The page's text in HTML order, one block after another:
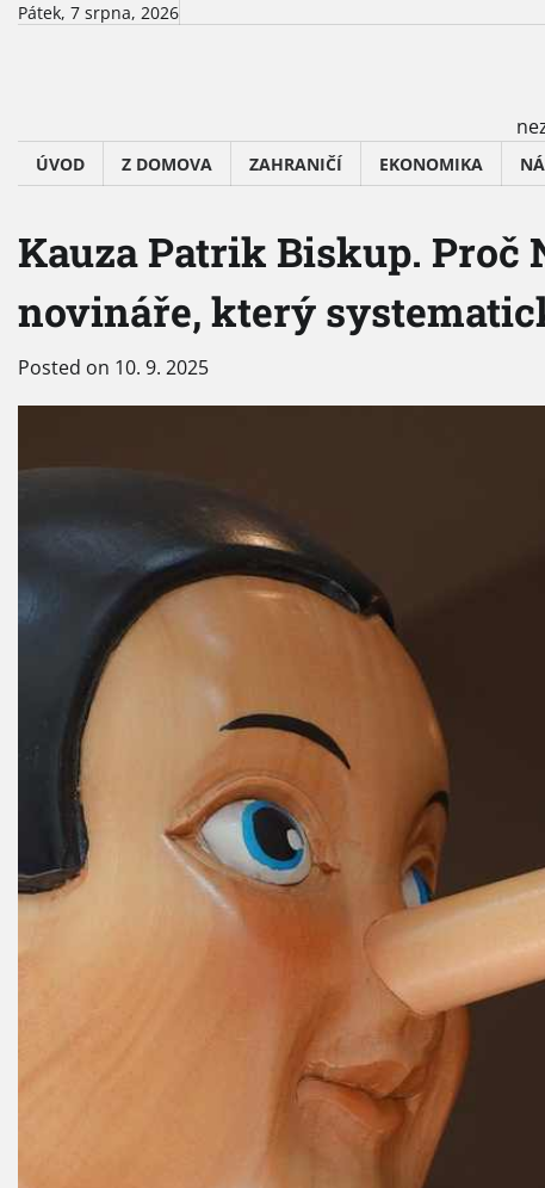
SkipPátek, 7 srpna, 2026
ÚVOD Z DOMOVA ZAHRANIČÍ EKONOMIKA
Kauza Patrik Biskup.
novináře, který
Posted on 10. 9. 2025